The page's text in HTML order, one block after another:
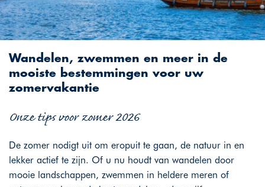
Wandelen, zwemmen en meer in de
mooiste bestemmingen voor uw
zomervakantie
Onze tips voor zomer 2026
De zomer nodigt uit om eropuit te gaan, de natuur in en
lekker actief te zijn. Of u nu houdt van wandelen door
mooie landschappen, zwemmen in heldere meren of